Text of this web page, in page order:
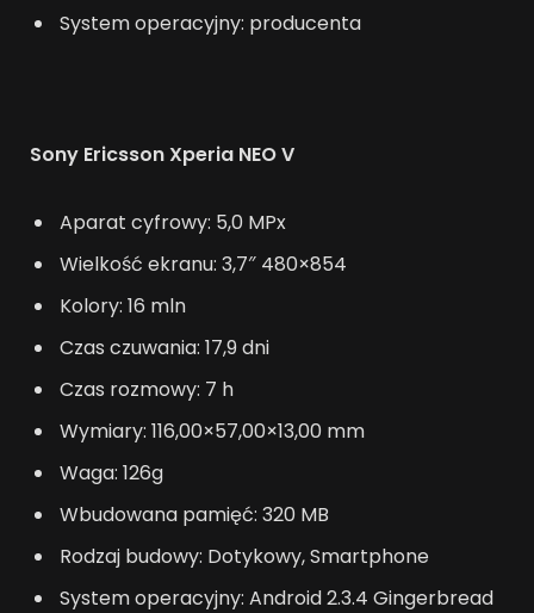
System operacyjny: producenta
Sony Ericsson Xperia NEO V
Aparat cyfrowy: 5,0 MPx
Wielkość ekranu: 3,7″ 480×854
Kolory: 16 mln
Czas czuwania: 17,9 dni
Czas rozmowy: 7 h
Wymiary: 116,00×57,00×13,00 mm
Waga: 126g
Wbudowana pamięć: 320 MB
Rodzaj budowy: Dotykowy, Smartphone
System operacyjny: Android 2.3.4 Gingerbread